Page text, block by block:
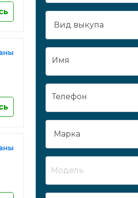
Сызрань
Сыктывкар
Тамбов
Тверь
Тобольск
Тула
Тюмень
Улан-Удэ
Усть-Лабинск
Имя
Телефон
Модель